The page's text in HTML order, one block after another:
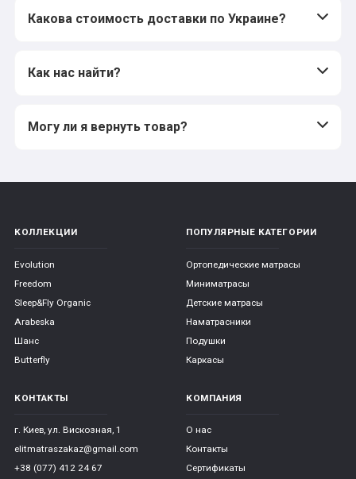
Какова стоимость доставки по Украине?
Как нас найти?
Могу ли я вернуть товар?
КОЛЛЕКЦИИ
Evolution
Freedom
Sleep&Fly Organic
Arabeska
Шанс
Butterfly
ПОПУЛЯРНЫЕ КАТЕГОРИИ
Ортопедические матрасы
Миниматрасы
Детские матрасы
Наматрасники
Подушки
Каркасы
КОНТАКТЫ
г. Киев, ул. Вискозная, 1
elitmatraszakaz@gmail.com
+38 (077) 412 24 67
КОМПАНИЯ
О нас
Контакты
Сертификаты